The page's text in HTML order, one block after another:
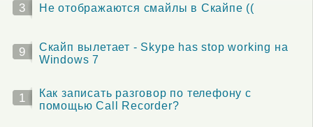
3 Не отображаются смайлы в Скайпе ((
9
Скайп вылетает - Skype has stop working на
Windows 7
1
Как записать разговор по телефону с
помощью Call Recorder?